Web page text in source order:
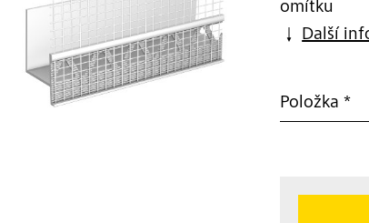
omítku
Další
Položka *